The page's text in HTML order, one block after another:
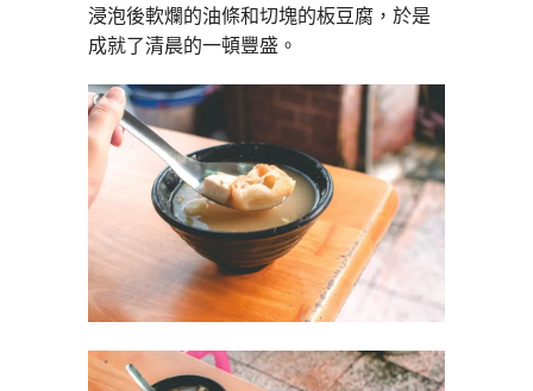
浸泡後軟爛的油條和切塊的板豆腐，於是
成就了清晨的一頓豐盛。